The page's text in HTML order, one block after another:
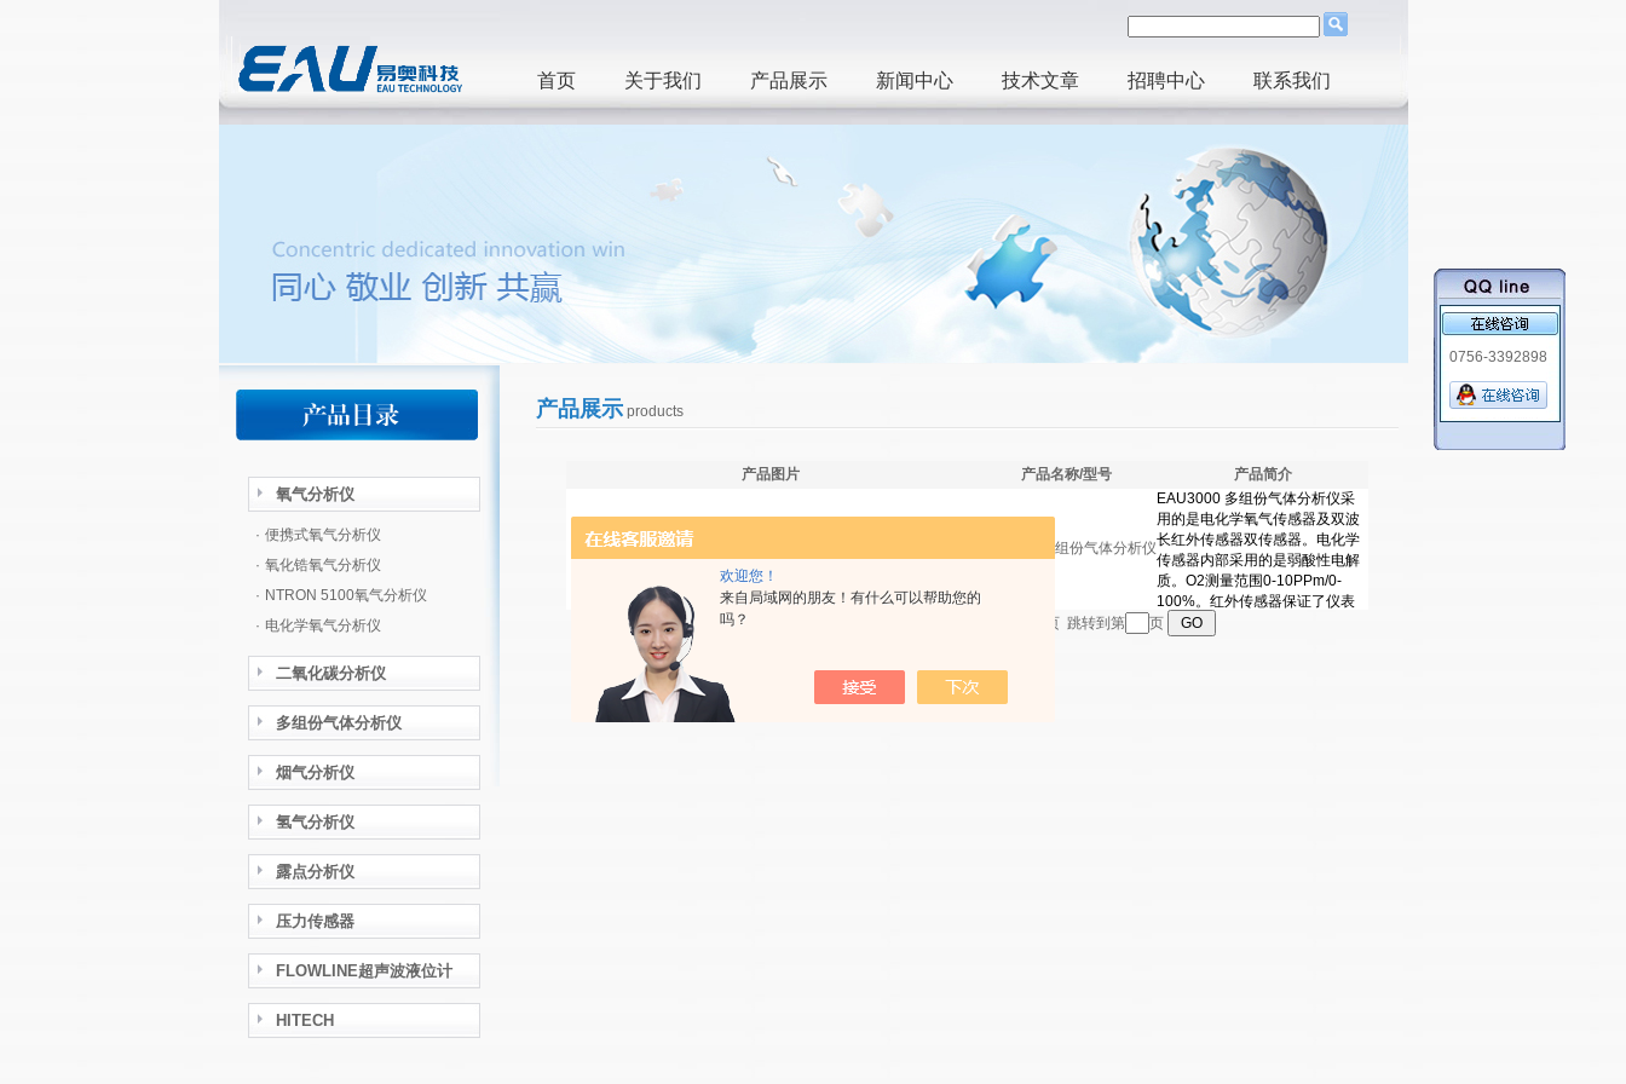
欢迎您！
来自局域网的朋友！有什么可以帮助您的
吗？
首页 关于我们 产品展示 新闻中心 技术文章 招聘中心 联系我们
氧气分析仪
· 便携式氧气分析仪
· 氧化锆氧气分析仪
· NTRON 5100氧气分析仪
· 电化学氧气分析仪
二氧化碳分析仪
多组份气体分析仪
烟气分析仪
氢气分析仪
露点分析仪
压力传感器
FLOWLINE超声波液位计
HITECH
产品展示 products
产品图片 产品名称/型号 产品简介
EAU3000多组份气体分析仪
共 1 条记录，当前 1 / 1 页 首页 上一页 下一页 末页 跳转到第 页
0756-3392898